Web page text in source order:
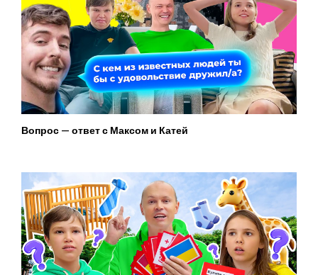
Вопрос — ответ с Максом и Катей